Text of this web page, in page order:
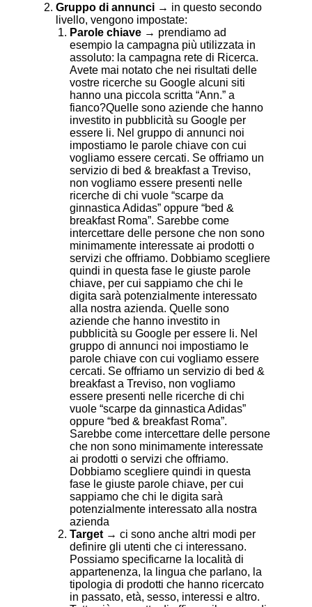
Gruppo di annunci → in questo secondo
livello, vengono impostate:
Parole chiave → prendiamo ad
esempio la campagna più utilizzata in
assoluto: la campagna rete di Ricerca.
Avete mai notato che nei risultati delle
vostre ricerche su Google alcuni siti
hanno una piccola scritta “Ann.” a
fianco?Quelle sono aziende che hanno
investito in pubblicità su Google per
essere li. Nel gruppo di annunci noi
impostiamo le parole chiave con cui
vogliamo essere cercati. Se offriamo un
servizio di bed & breakfast a Treviso,
non vogliamo essere presenti nelle
ricerche di chi vuole “scarpe da
ginnastica Adidas” oppure “bed &
breakfast Roma”. Sarebbe come
intercettare delle persone che non sono
minimamente interessate ai prodotti o
servizi che offriamo. Dobbiamo scegliere
quindi in questa fase le giuste parole
chiave, per cui sappiamo che chi le
digita sarà potenzialmente interessato
alla nostra azienda. Quelle sono
aziende che hanno investito in
pubblicità su Google per essere li. Nel
gruppo di annunci noi impostiamo le
parole chiave con cui vogliamo essere
cercati. Se offriamo un servizio di bed &
breakfast a Treviso, non vogliamo
essere presenti nelle ricerche di chi
vuole “scarpe da ginnastica Adidas”
oppure “bed & breakfast Roma”.
Sarebbe come intercettare delle persone
che non sono minimamente interessate
ai prodotti o servizi che offriamo.
Dobbiamo scegliere quindi in questa
fase le giuste parole chiave, per cui
sappiamo che chi le digita sarà
potenzialmente interessato alla nostra
azienda
Target → ci sono anche altri modi per
definire gli utenti che ci interessano.
Possiamo specificarne la località di
appartenenza, la lingua che parlano, la
tipologia di prodotti che hanno ricercato
in passato, età, sesso, interessi e altro.